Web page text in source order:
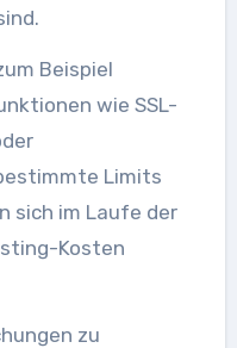
Beispiel
wie SSL-
Limits
sich im Laufe der
Kosten
zu